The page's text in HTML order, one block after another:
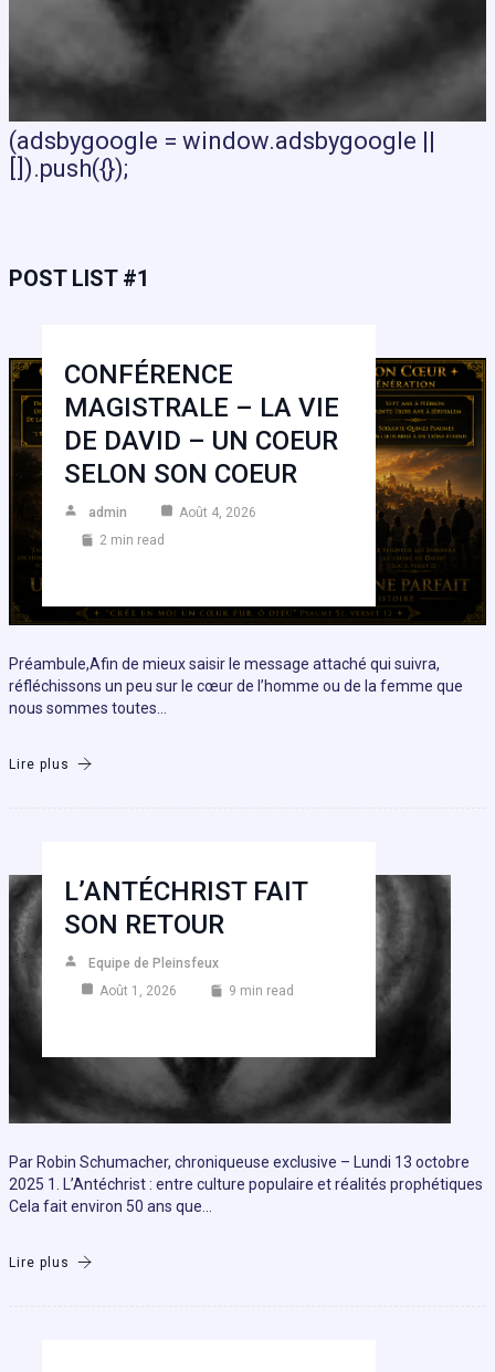
(adsbygoogle = window.adsbygoogle ||
[]).push({});
POST LIST #1
CONFÉRENCE
MAGISTRALE – LA VIE
DE DAVID – UN COEUR
SELON SON COEUR
admin
Août 4, 2026
2 min read
Préambule,Afin de mieux saisir le message attaché qui suivra,
réfléchissons un peu sur le cœur de l’homme ou de la femme que
nous sommes toutes…
Lire plus
L’ANTÉCHRIST FAIT
SON RETOUR
Equipe de Pleinsfeux
Août 1, 2026
9 min read
Par Robin Schumacher, chroniqueuse exclusive – Lundi 13 octobre
2025 1. L’Antéchrist : entre culture populaire et réalités prophétiques
Cela fait environ 50 ans que…
Lire plus